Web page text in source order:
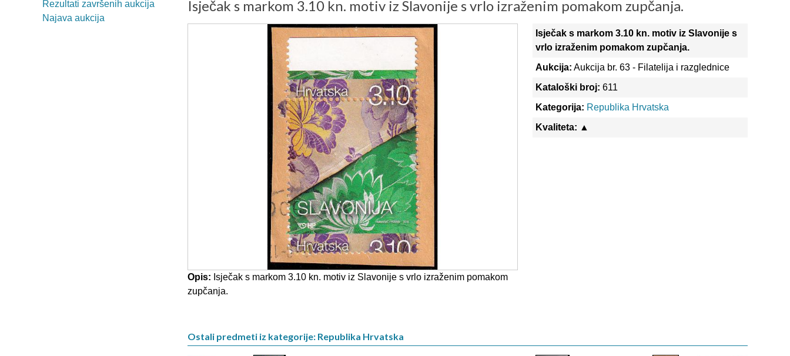
Rezultati završenih aukcija
Najava aukcija
Isječak s markom 3.10 kn. motiv iz Slavonije s vrlo izraženim pomakom zupčanja.
Opis: Isječak s markom 3.10 kn. motiv iz Slavonije s vrlo izraženim pomakom
zupčanja.
Isječak s markom 3.10 kn. motiv iz Slavonije s
vrlo izraženim pomakom zupčanja.
Aukcija: Aukcija br. 63 - Filatelija i razglednice
Kataloški broj: 611
Kategorija: Republika Hrvatska
Kvaliteta: ▲
Ostali predmeti iz kategorije: Republika Hrvatska